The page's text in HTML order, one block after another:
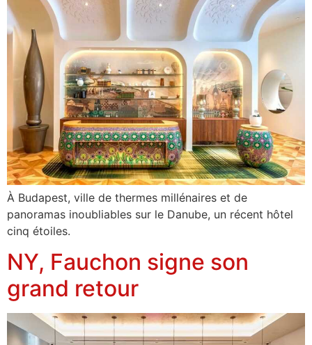
À Budapest, ville de thermes millénaires et de
panoramas inoubliables sur le Danube, un récent hôtel
cinq étoiles.
NY, Fauchon signe son
grand retour